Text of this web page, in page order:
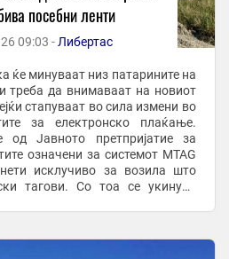
посебни ленти
09:03 -Либертас
ќе минуваат низ патарините на
треба да внимаваат на новиот
стапуваат во сила измени во
за електронско плаќање.
од Јавното претпријатие за
означени за системот МTAG
исклучиво за возила што
тагови. Со тоа се укинува